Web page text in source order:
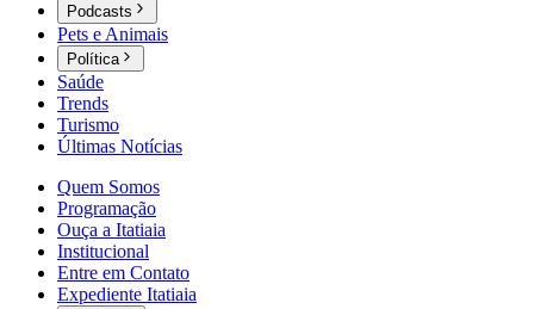
Podcasts
Pets e Animais
Política
Saúde
Trends
Turismo
Últimas Notícias
Quem Somos
Programação
Ouça a Itatiaia
Institucional
Entre em Contato
Expediente Itatiaia